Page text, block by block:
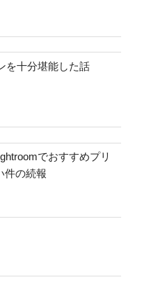
を十分堪能した話
でおすすめプリ
件の続報